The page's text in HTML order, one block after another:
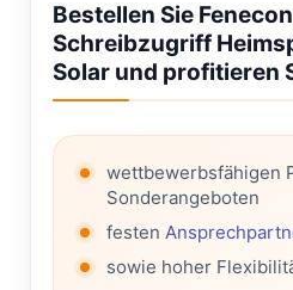
Bestellen Sie
Schreibzugriff
Solar und profitieren
wettbewerbsfähigen
Sonderangeboten
festen
sowie hoher